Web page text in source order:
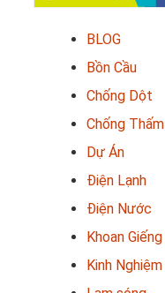
BLOG
Bồn Cầu
Chống Dột
Chống Thấm
Dự Án
Điện Lạnh
Điện Nước
Khoan Giếng
Kinh Nghiệm